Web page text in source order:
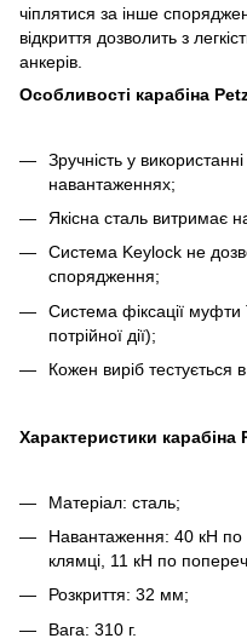
чіплятися за інше
відкриття дозволить з
анкерів.
Особливості карабіна
Зручність у
навантаженнях;
Якісна сталь витримає
Система Keylock не
спорядження;
Система фіксації
потрійної дії);
Кожен виріб тестується
Характеристики
Матеріал: сталь;
Навантаження: 40 кН по
клямці, 11 кН по
Розкриття: 32 мм;
Вага: 310 г.